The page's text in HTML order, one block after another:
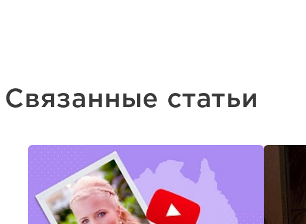
Связанные статьи